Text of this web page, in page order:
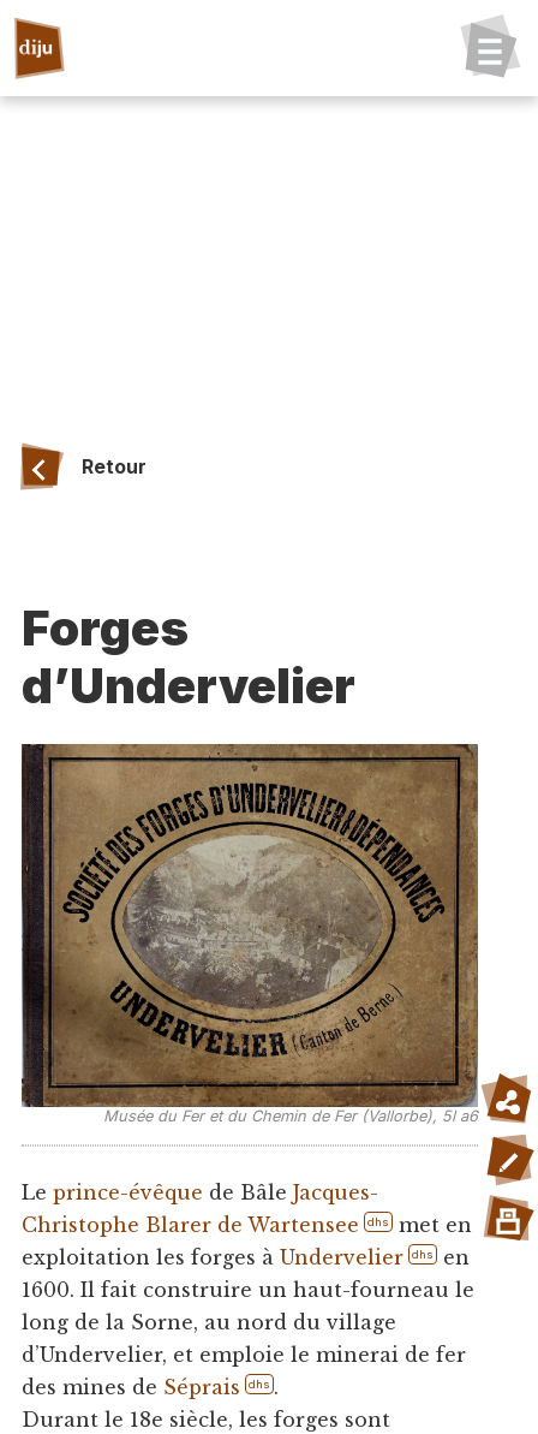
Retour
Forges
d’Undervelier
Musée du Fer et du Chemin de Fer (Vallorbe), 5l a6
Le prince-évêque de Bâle Jacques-
Christophe Blarer de Wartensee
dhs met en
exploitation les forges à Undervelier dhs en
1600. Il fait construire un haut-fourneau le
long de la Sorne, au nord du village
d’Undervelier, et emploie le minerai de fer
des mines de Séprais dhs .
Durant le 18e siècle, les forges sont